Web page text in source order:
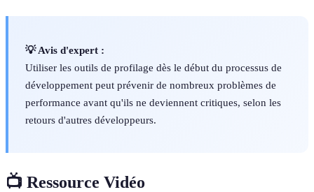
💡 Avis d'expert :
Utiliser les outils de profilage dès le début du processus de
développement peut prévenir de nombreux problèmes de
performance avant qu'ils ne deviennent critiques, selon les
retours d'autres développeurs.
📺 Ressource Vidéo